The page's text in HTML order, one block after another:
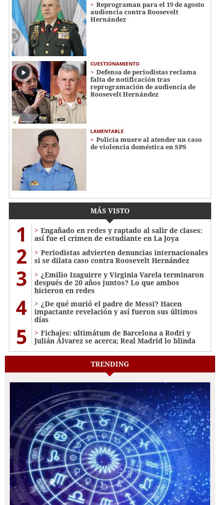
Reprograman para el 19 de agosto
audiencia contra Roosevelt
Hernández
CUESTIONAMIENTO
Defensa de periodistas reclama
falta de notificación tras
reprogramación de audiencia de
Roosevelt Hernández
LAMENTABLE
Policía muere al atender un caso
de violencia doméstica en SPS
MÁS VISTO
1
Engañado en redes y raptado al salir de clases:
así fue el crimen de estudiante en La Joya
2
Periodistas advierten denuncias internacionales
si se dilata caso contra Roosevelt Hernández
3
¿Emilio Izaguirre y Virginia Varela terminaron
después de 20 años juntos? Lo que ambos
hicieron en redes
4
¿De qué murió el padre de Messi? Hacen
impactante revelación y así fueron sus últimos
días
5
Fichajes: ultimátum de Barcelona a Rodri y
Julián Álvarez se acerca; Real Madrid lo blinda
TRENDING